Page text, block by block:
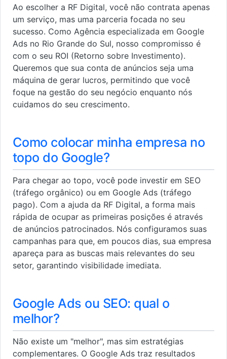
Ao escolher a RF Digital, você não contrata apenas
um serviço, mas uma parceria focada no seu
sucesso. Como Agência especializada em Google
Ads no Rio Grande do Sul, nosso compromisso é
com o seu ROI (Retorno sobre Investimento).
Queremos que sua conta de anúncios seja uma
máquina de gerar lucros, permitindo que você
foque na gestão do seu negócio enquanto nós
cuidamos do seu crescimento.
Como colocar minha empresa no
topo do Google?
Para chegar ao topo, você pode investir em SEO
(tráfego orgânico) ou em Google Ads (tráfego
pago). Com a ajuda da RF Digital, a forma mais
rápida de ocupar as primeiras posições é através
de anúncios patrocinados. Nós configuramos suas
campanhas para que, em poucos dias, sua empresa
apareça para as buscas mais relevantes do seu
setor, garantindo visibilidade imediata.
Google Ads ou SEO: qual o
melhor?
Não existe um "melhor", mas sim estratégias
complementares. O Google Ads traz resultados